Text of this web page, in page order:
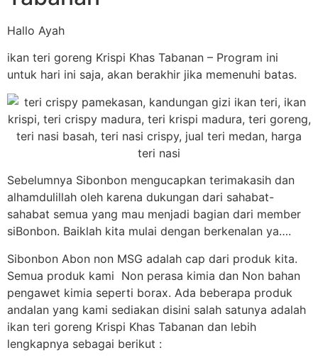
Hallo Ayah
ikan teri goreng Krispi Khas Tabanan – Program ini
untuk hari ini saja, akan berakhir jika memenuhi batas.
Sebelumnya Sibonbon mengucapkan terimakasih dan
alhamdulillah oleh karena dukungan dari sahabat-
sahabat semua yang mau menjadi bagian dari member
siBonbon. Baiklah kita mulai dengan berkenalan ya….
Sibonbon Abon non MSG adalah cap dari produk kita.
Semua produk kami Non perasa kimia dan Non bahan
pengawet kimia seperti borax. Ada beberapa produk
andalan yang kami sediakan disini salah satunya adalah
ikan teri goreng Krispi Khas Tabanan dan lebih
lengkapnya sebagai berikut :